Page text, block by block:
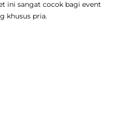
ini sangat cocok bagi event
khusus pria.